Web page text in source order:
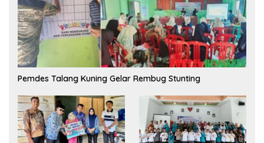
Pemdes Talang Kuning Gelar Rembug Stunting